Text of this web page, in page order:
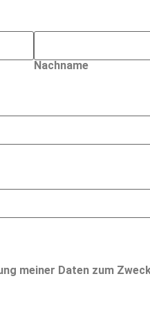
Nachname
meiner Daten zum